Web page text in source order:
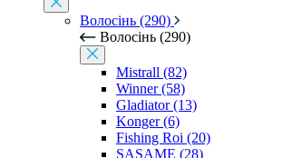
Волосінь (290)
Волосінь (290)
Mistrall (82)
Winner (58)
Gladiator (13)
Konger (6)
Fishing Roi (20)
SASAME (28)